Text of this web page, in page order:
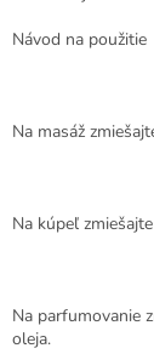
Návod na použitie
Na masáž
Na kúpeľ
Na parfumovanie
oleja.